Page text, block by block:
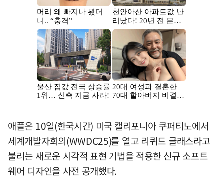
애플은 10일(한국시간) 미국 캘리포니아 쿠퍼티노에서
세계개발자회의(WWDC25)를 열고 리퀴드 글래스라고
불리는 새로운 시각적 표현 기법을 적용한 신규 소프트
웨어 디자인을 사전 공개했다.